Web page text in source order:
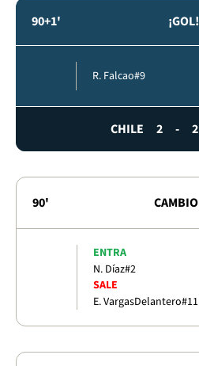
90+1' ¡GOL!
R. Falcao#9
CHILE 2 - 2
90' CAMBIO
ENTRA
N. Díaz#2
SALE
E. VargasDelantero#11